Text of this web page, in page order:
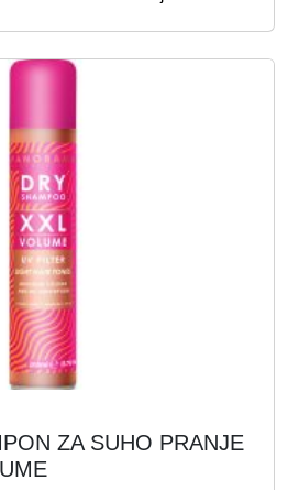
ZA SUHO PRANJE